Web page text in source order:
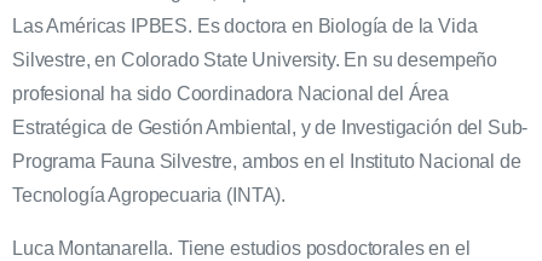
Las Américas IPBES. Es doctora en Biología de la Vida
Silvestre, en Colorado State University. En su desempeño
profesional ha sido Coordinadora Nacional del Área
Estratégica de Gestión Ambiental, y de Investigación del Sub-
Programa Fauna Silvestre, ambos en el Instituto Nacional de
Tecnología Agropecuaria (INTA).
Luca Montanarella. Tiene estudios posdoctorales en el